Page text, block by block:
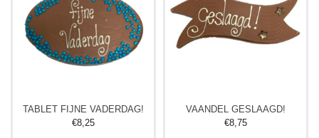
TABLET FIJNE VADERDAG!
€8,25
VAANDEL GESLAAGD!
€8,75